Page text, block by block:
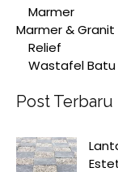
Marmer
Marmer & Granit
Relief
Wastafel Batu
Post Terbaru